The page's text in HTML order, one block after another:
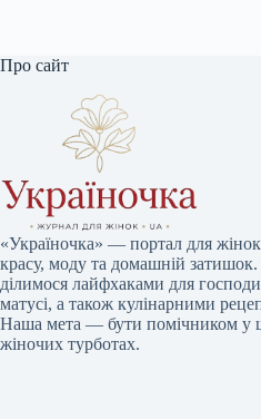
Про сайт
«Україночка» — портал для
красу, моду та домашній
ділимося лайфхаками для
матусі, а також кулінарними
Наша мета — бути помічником у
жіночих турботах.